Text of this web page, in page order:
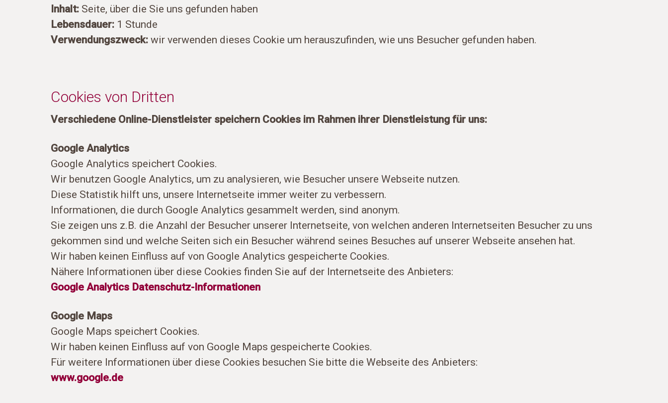
Inhalt: Seite, über die Sie uns gefunden haben
Lebensdauer: 1 Stunde
Verwendungszweck: wir verwenden dieses Cookie um herauszufinden, wie uns Besucher gefunden haben.
Cookies von Dritten
Verschiedene Online-Dienstleister speichern Cookies im Rahmen ihrer Dienstleistung für uns:
Google Analytics
Google Analytics speichert Cookies.
Wir benutzen Google Analytics, um zu analysieren, wie Besucher unsere Webseite nutzen.
Diese Statistik hilft uns, unsere Internetseite immer weiter zu verbessern.
Informationen, die durch Google Analytics gesammelt werden, sind anonym.
Sie zeigen uns z.B. die Anzahl der Besucher unserer Internetseite, von welchen anderen Internetseiten Besucher zu uns
gekommen sind und welche Seiten sich ein Besucher während seines Besuches auf unserer Webseite ansehen hat.
Wir haben keinen Einfluss auf von Google Analytics gespeicherte Cookies.
Nähere Informationen über diese Cookies finden Sie auf der Internetseite des Anbieters:
Google Analytics Datenschutz-Informationen
Google Maps
Google Maps speichert Cookies.
Wir haben keinen Einfluss auf von Google Maps gespeicherte Cookies.
Für weitere Informationen über diese Cookies besuchen Sie bitte die Webseite des Anbieters:
www.google.de